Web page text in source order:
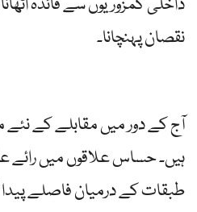
داخلی کمزوریوں سے فائدہ
نقصان پہنچانا۔
آج کے دور میں مقابلے کے
ہیں۔ حساس علاقوں میں رائے
طبقات کے درمیان فاصلے